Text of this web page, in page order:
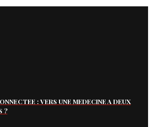
: VERS UNE MEDECINE A DEUX
?